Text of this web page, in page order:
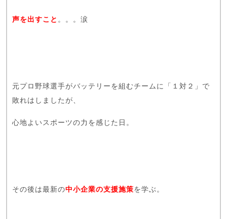
声を出すこと 。。。涙
元プロ野球選手がバッテリーを組むチームに「１対２」で
敗れはしましたが、
心地よいスポーツの力を感じた日。
その後は最新の中小企業の支援施策を学ぶ。